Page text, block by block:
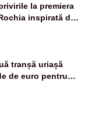
la premiera
inspirată de
senzație
tranșă uriașă
de euro pentru